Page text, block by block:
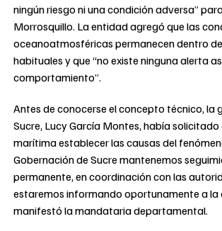
ningún riesgo ni una condición adversa”
Morrosquillo. La entidad agregó que las
oceanoatmosféricas permanecen dentro
habituales y que “no existe ninguna alerta
comportamiento”.
Antes de conocerse el concepto técnico, la
Sucre, Lucy García Montes, había
marítima establecer las causas del
Gobernación de Sucre mantenemos
permanente, en coordinación con las
estaremos informando oportunamente a la
manifestó la mandataria departamental.